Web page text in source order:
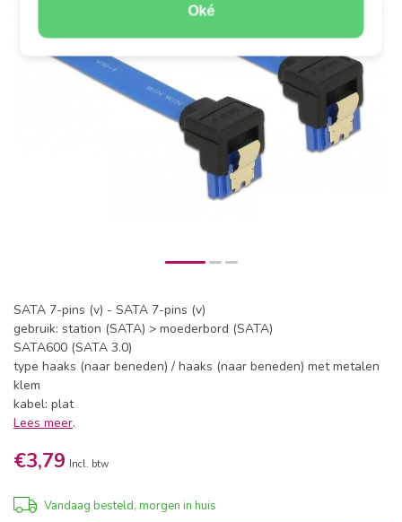
Oké
SATA 7-pins (v) - SATA 7-pins (v)
gebruik: station (SATA) > moederbord (SATA)
SATA600 (SATA 3.0)
type haaks (naar beneden) / haaks (naar beneden) met metalen
klem
kabel: plat
Lees meer.
€3,79 Incl. btw
Vandaag besteld, morgen in huis